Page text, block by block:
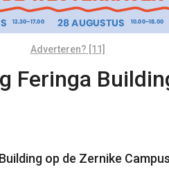
Adverteren? [11]
Feringa
op de Zernike